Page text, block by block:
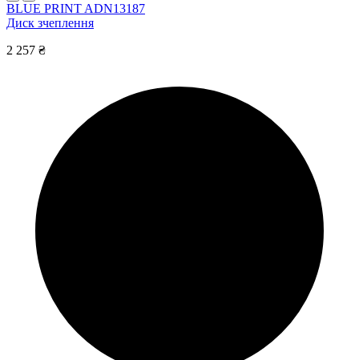
BLUE PRINT ADN13187
Диск зчеплення
2 257 ₴